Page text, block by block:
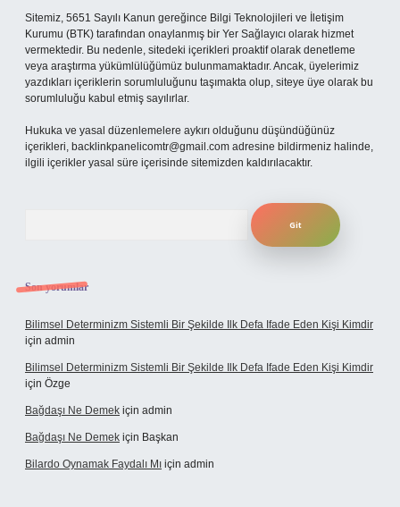
Sitemiz, 5651 Sayılı Kanun gereğince Bilgi Teknolojileri ve İletişim
Kurumu (BTK) tarafından onaylanmış bir Yer Sağlayıcı olarak hizmet
vermektedir. Bu nedenle, sitedeki içerikleri proaktif olarak denetleme
veya araştırma yükümlülüğümüz bulunmamaktadır. Ancak, üyelerimiz
yazdıkları içeriklerin sorumluluğunu taşımakta olup, siteye üye olarak bu
sorumluluğu kabul etmiş sayılırlar.
Hukuka ve yasal düzenlemelere aykırı olduğunu düşündüğünüz
içerikleri, backlinkpanelicomtr@gmail.com adresine bildirmeniz halinde,
ilgili içerikler yasal süre içerisinde sitemizden kaldırılacaktır.
Son yorumlar
Bilimsel Determinizm Sistemli Bir Şekilde Ilk Defa Ifade Eden Kişi Kimdir
için admin
Bilimsel Determinizm Sistemli Bir Şekilde Ilk Defa Ifade Eden Kişi Kimdir
için Özge
Bağdaşı Ne Demek için admin
Bağdaşı Ne Demek için Başkan
Bilardo Oynamak Faydalı Mı için admin